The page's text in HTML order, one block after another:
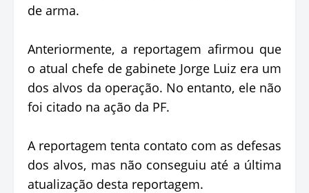
de arma.
Anteriormente, a reportagem afirmou que
o atual chefe de gabinete Jorge Luiz era um
dos alvos da operação. No entanto, ele não
foi citado na ação da PF.
A reportagem tenta contato com as defesas
dos alvos, mas não conseguiu até a última
atualização desta reportagem.